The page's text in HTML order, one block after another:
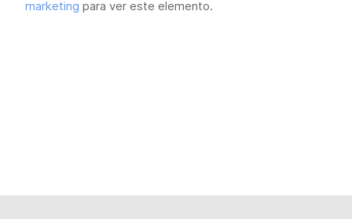
marketing para ver este elemento.